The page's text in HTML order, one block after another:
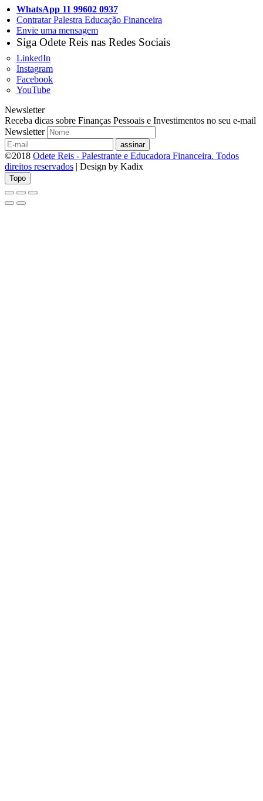
WhatsApp 11 99602 0937
Contratar Palestra Educação Financeira
Envie uma mensagem
Siga Odete Reis nas Redes Sociais
LinkedIn
Instagram
Facebook
YouTube
Newsletter
Receba dicas sobre Finanças Pessoais e Investimentos no seu e-mail
Newsletter
©2018 Odete Reis - Palestrante e Educadora Financeira. Todos
direitos reservados | Design by Kadix